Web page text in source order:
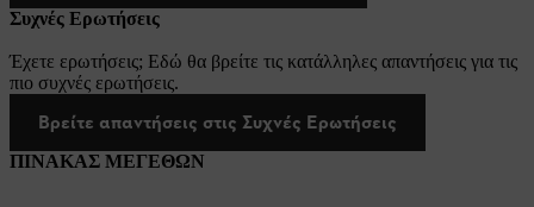
Συχνές Ερωτήσεις
Έχετε ερωτήσεις; Εδώ θα βρείτε τις κατάλληλες απαντήσεις για τις
πιο συχνές ερωτήσεις.
Βρείτε απαντήσεις στις Συχνές Ερωτήσεις
ΠΙΝΑΚΑΣ ΜΕΓΕΘΩΝ